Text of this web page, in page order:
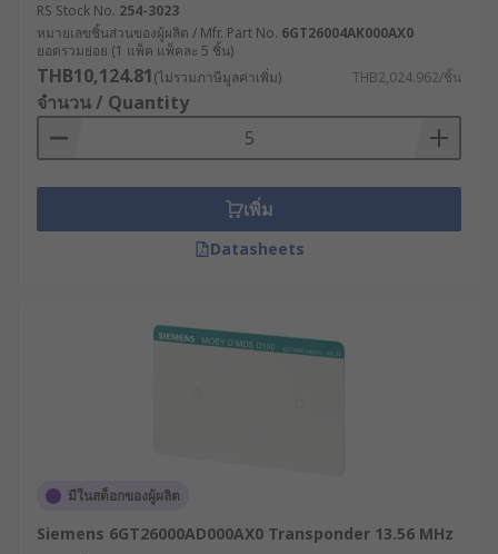
RS Stock No. 254-3023
หมายเลขชิ้นส่วนของผู้ผลิต / Mfr. Part No. 6GT26004AK000AX0
ยอดรวมย่อย (1 แพ็ค แพ็คละ 5 ชิ้น)
THB10,124.81(ไม่รวมภาษีมูลค่าเพิ่ม) THB2,024.962/ชิ้น
จำนวน / Quantity
เพิ่ม
Datasheets
มีในสต็อกของผู้ผลิต
Siemens 6GT26000AD000AX0 Transponder 13.56 MHz